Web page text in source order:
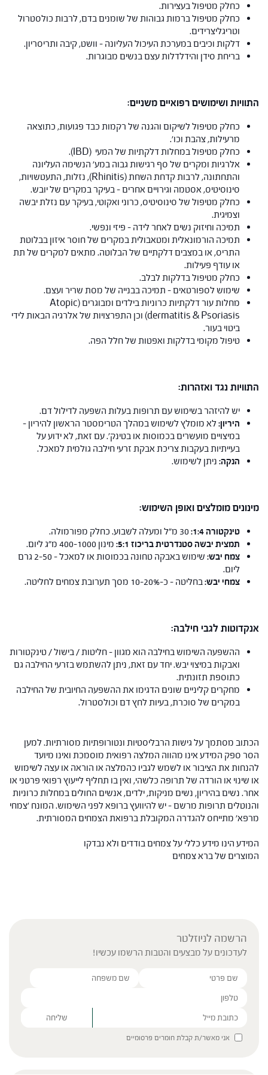
כחלק מטיפול בעצירות.
כחלק מטיפול ברמות גבוהות של שומנים בדם, לרבות כולסטרול
וטריגליצרידים.
דלקות וכיבים במערכת העיכול העליונה – וושט, קיבה ותריסריון.
בריחת סידן והידלדלות עצם בנשים מבוגרות.
התוויות ושימושים רפואיים משניים:
כחלק מטיפול לשיקום והגנה של רקמות כבד פגועות, כתוצאה
מרעילות, צהבת וכו'.
כחלק מטיפול במחלות דלקתיות של המעי (IBD).
אלרגיות ומקרים של סף רגישות גבוה במע' הנשימה העליונה
והתחתונה, לרבות קדחת השחת (Rhinitis), נזלות, התעטשויות,
סינוסיטיס, אסטמה וגירויים אחרים – בעיקר במקרים של יובש.
כחלק מטיפול של סינוסיטיס, כרוני ואקוטי, בעיקר עם נזלת יבשה
וצמיגית.
תמיכה וחיזוק נשים לאחר לידה – פיזי ונפשי.
תמיכה הורמונאלית ומטאבולית במקרים של חוסר איזון בבלוטת
התריס, או במצבים דלקתיים של הבלוטה. מתאים למקרים של תת
או עודף פעילות.
כחלק מטיפול בדלקות לבלב.
שימוש לספורטאים – תמיכה בבנייה של מסת שריר ועצם.
מחלות עור דלקתיות כרוניות בילדים ומבוגרים (Atopic
dermatitis & Psoriasis) וכן התפרצויות של אלרגיה הבאות לידי
ביטוי בעור.
טיפול מקומי בדלקות ואפטות של חלל הפה.
התוויות נגד ואזהרות:
יש להיזהר בשימוש עם תרופות בעלות השפעה לדילול דם.
היריון:לא מומלץ לשימוש במהלך הטרימסטר הראשון להיריון –
במיצויים מועשרים בכמוסות או בטינק'. עם זאת, לא ידוע על
בעייתיות בעקבות צריכת אבקת זרעי חילבה גולמית למאכל.
הנקה: ניתן לשימוש.
מינונים מומלצים ואופן השימוש:
טינקטורה1:4
:
תמצית יבשה סטנדרטית בריכוז 5:1:
מינון 400-1000 מ"ג ליום.
צמח יבש:
שימוש באבקה טחונה בכמוסות או למאכל – 2-50 גרם
ליום.
צמחי יבש:בחליטה – כ-10-20% מסך תערובת צמחים לחליטה.
אנקדוטות לגבי חילבה:
ההשפעה השימוש בחילבה הוא מגוון – חליטות / בישול / טינקטורות
ואבקות במיצוי יבש. יחד עם זאת, ניתן להשתמש בזרעי החילבה גם
כתוספת תזונתית.
מחקרים קליניים שונים הדגימו את ההשפעה החיובית של החילבה
במקרים של סוכרת, בעיות לחץ דם וכולסטרול.
הכתוב מסתמך על גישות הרבליסטיות ונטורופתיות מסורתיות. למען
הסר ספק המידע אינו מהווה המלצה רפואית מוסמכת ואינו מיועד
להנחות את הציבור או לשמש לגביו כהמלצה או הוראה או עצה לשימוש
או שינוי או הורדה של תרופה כלשהי, ואין בו תחליף לייעוץ רפואי פרטני או
אחר. נשים בהיריון, נשים מניקות, ילדים, אנשים החולים במחלות כרוניות
והנוטלים תרופות מרשם – יש להיוועץ ברופא לפני השימוש. המונח 'צמחי
מרפא' מתייחס להגדרה המקובלת ברפואת הצמחים המסורתית.
המידע הינו מידע כללי על צמחים בודדים ולא נבדקו
המוצרים של ברא צמחים
הרשמה לניוזלטר
לעדכונים על מבצעים והטבות הרשמו עכשיו!
Please leave this field empty.
אני מאשר/ת קבלת חומרים פרסומיים